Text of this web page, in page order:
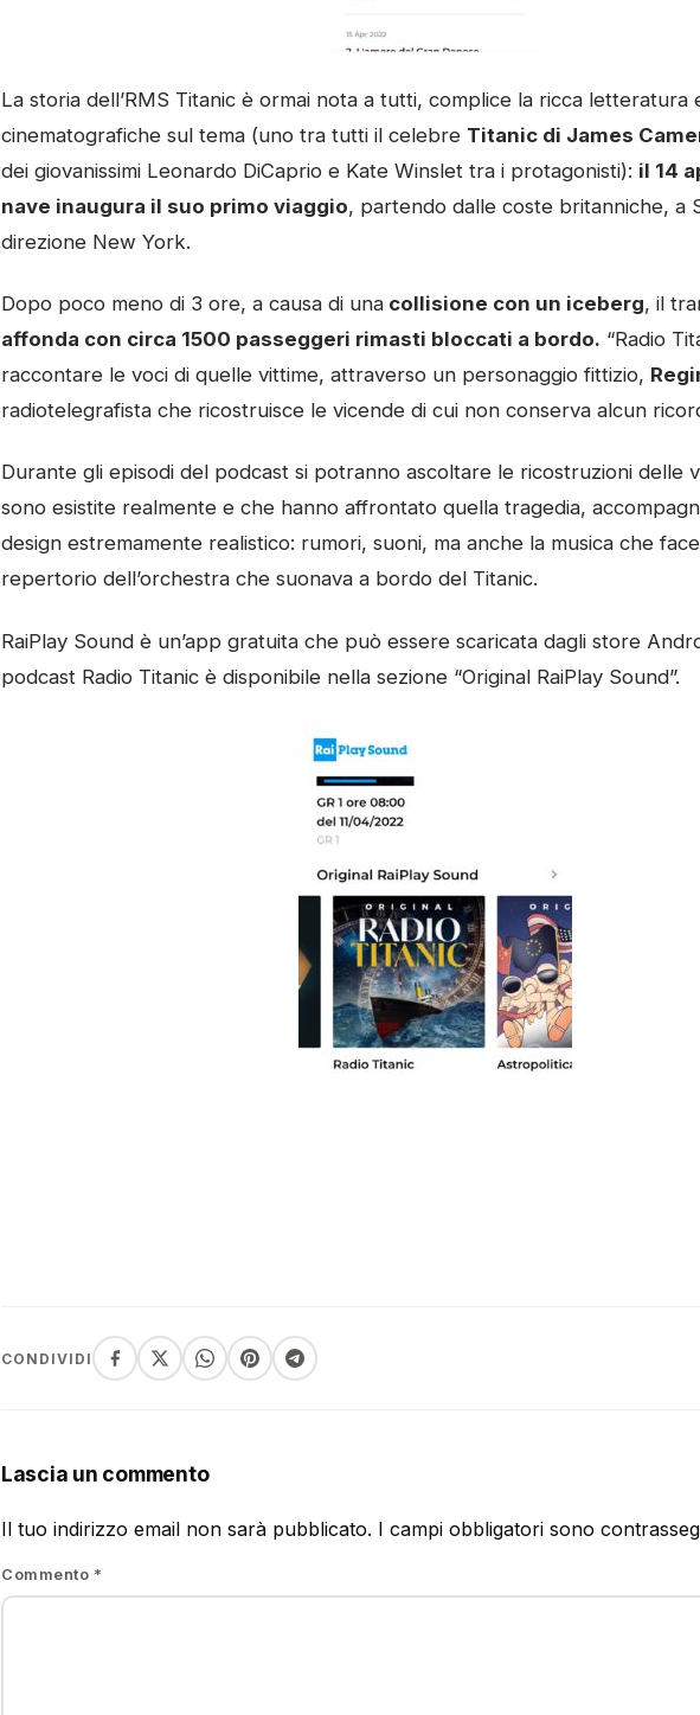
La storia dell’RMS Titanic è ormai nota a tutti, complice la ricca letteratura
cinematografiche sul tema (uno tra tutti il celebre Titanic di James
dei giovanissimi Leonardo DiCaprio e Kate Winslet tra i protagonisti): il 14
nave inaugura il suo primo viaggio, partendo dalle coste britanniche, a
direzione New York.
Dopo poco meno di 3 ore, a causa di una collisione con un iceberg, il
affonda con circa 1500 passeggeri rimasti bloccati a bordo. “Radio
raccontare le voci di quelle vittime, attraverso un personaggio fittizio,
radiotelegrafista che ricostruisce le vicende di cui non conserva alcun
Durante gli episodi del podcast si potranno ascoltare le ricostruzioni delle
sono esistite realmente e che hanno affrontato quella tragedia,
design estremamente realistico: rumori, suoni, ma anche la musica che
repertorio dell’orchestra che suonava a bordo del Titanic.
RaiPlay Sound è un’app gratuita che può essere scaricata dagli store
podcast Radio Titanic è disponibile nella sezione “Original RaiPlay Sound”.
CONDIVIDI
Lascia un commento
Il tuo indirizzo email non sarà pubblicato. I campi obbligatori sono
Commento *